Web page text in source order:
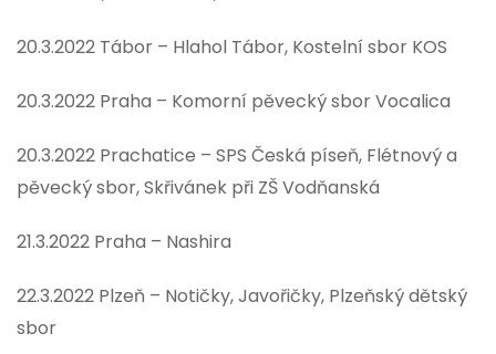
20.3.2022 Tábor – Hlahol Tábor, Kostelní sbor KOS
20.3.2022 Praha – Komorní pěvecký sbor Vocalica
20.3.2022 Prachatice – SPS Česká píseň, Flétnový a
pěvecký sbor, Skřivánek při ZŠ Vodňanská
21.3.2022 Praha – Nashira
22.3.2022 Plzeň – Notičky, Javořičky, Plzeňský dětský
sbor